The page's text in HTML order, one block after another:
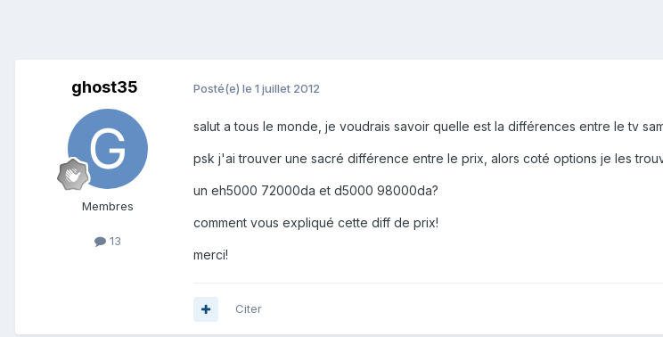
ghost35
Membres
13
Posté(e) le 1 juillet 2012
salut a tous le monde, je voudrais savoir quelle est la différences entre le tv
psk j'ai trouver une sacré différence entre le prix, alors coté options je les
un eh5000 72000da et d5000 98000da?
comment vous expliqué cette diff de prix!
merci!
Citer